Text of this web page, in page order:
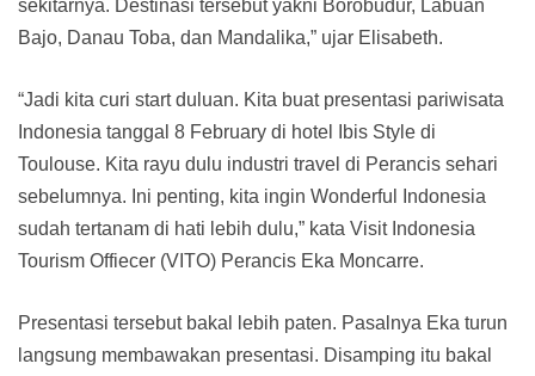
sekitarnya. Destinasi tersebut yakni Borobudur, Labuan
Bajo, Danau Toba, dan Mandalika,” ujar Elisabeth.
“Jadi kita curi start duluan. Kita buat presentasi pariwisata
Indonesia tanggal 8 February di hotel Ibis Style di
Toulouse. Kita rayu dulu industri travel di Perancis sehari
sebelumnya. Ini penting, kita ingin Wonderful Indonesia
sudah tertanam di hati lebih dulu,” kata Visit Indonesia
Tourism Offiecer (VITO) Perancis Eka Moncarre.
Presentasi tersebut bakal lebih paten. Pasalnya Eka turun
langsung membawakan presentasi. Disamping itu bakal